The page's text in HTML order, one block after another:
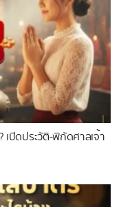
เปิดประวัติ-พิกัดศาลเจ้า